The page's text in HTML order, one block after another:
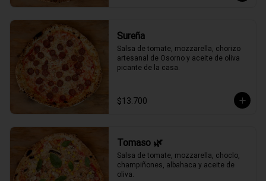
Sureña
Salsa de tomate, mozzarella, chorizo
artesanal de Osorno y aceite de oliva
picante de la casa.
$13.700
Tomaso 🌿
Salsa de tomate, mozzarella, choclo,
champiñones, albahaca y aceite de
oliva.